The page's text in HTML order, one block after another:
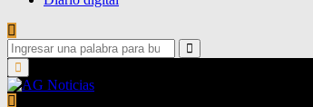
Search
for:
Search
Primary
Menu